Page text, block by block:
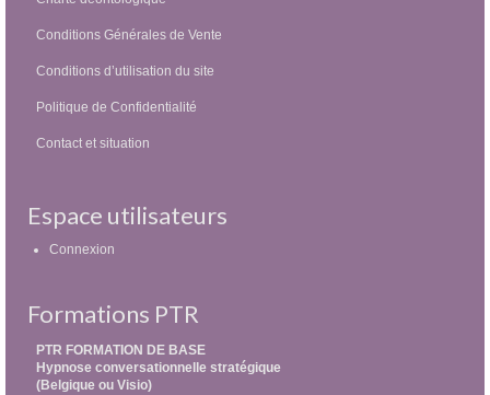
Conditions Générales de Vente
Conditions d’utilisation du site
Politique de Confidentialité
Contact et situation
Espace utilisateurs
Connexion
Formations PTR
PTR FORMATION DE BASE
Hypnose conversationnelle stratégique
(Belgique ou Visio)